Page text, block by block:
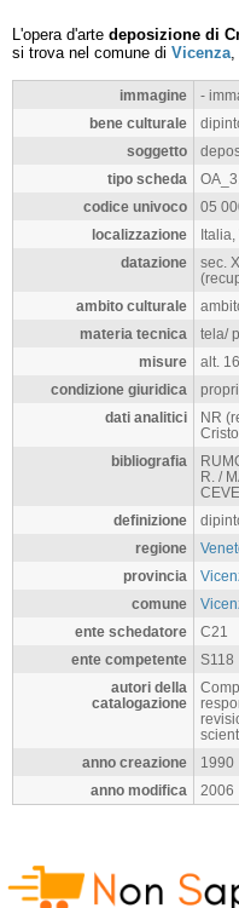
L'opera d'arte deposizione di
si trova nel comune di Vicenza,
immagine
-
bene culturale
soggetto
tipo scheda
codice univoco
05
localizzazione
datazione
sec.
ambito culturale
materia tecnica
tela/
misure
alt.
condizione giuridica
dati analitici
NR
bibliografia
R. /
definizione
regione
provincia
comune
ente schedatore
C21
ente competente
S118
autori della
catalogazione
anno creazione
1990
anno modifica
2006